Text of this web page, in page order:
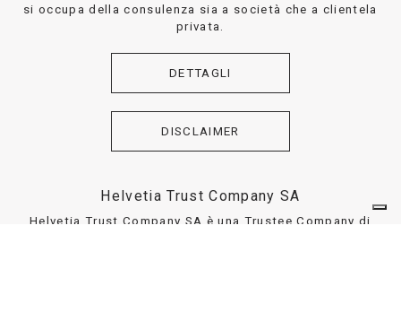
si occupa della consulenza sia a società che a clientela
privata.
DETTAGLI
DISCLAIMER
Helvetia Trust Company SA
Helvetia Trust Company SA è una Trustee Company di